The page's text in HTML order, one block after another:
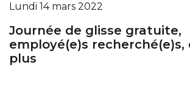
Lundi 14 mars 2022
Journée de glisse gratuite,
employé(e)s recherché(e)s,
plus